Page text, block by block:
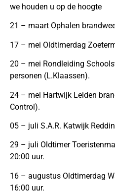
we houden u op de hoogte
21 – maart Ophalen
17 – mei Oldtimerdag
20 – mei Rondleiding
personen (L.Klaassen).
24 – mei Hartwijk Leiden
Control).
05 – juli S.A.R. Katwijk
29 – juli Oldtimer
20:00 uur.
16 – augustus Oldtimerdag
16:00 uur.